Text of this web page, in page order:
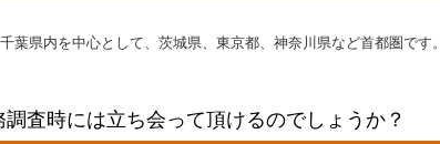
葉県内を中心として、茨城県、東京都、神奈川県など首都圏です。
調査時には立ち会って頂けるのでしょうか？